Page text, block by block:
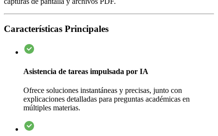
Características Principales
Asistencia de tareas impulsada por IA
Ofrece soluciones instantáneas y precisas, junto con
explicaciones detalladas para preguntas académicas en
múltiples materias.